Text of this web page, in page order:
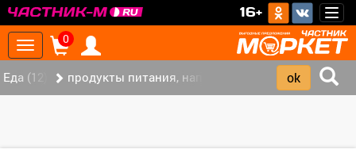
16+
Toggle
navigation
0
Еда (12) продукты питания, напитки (7)